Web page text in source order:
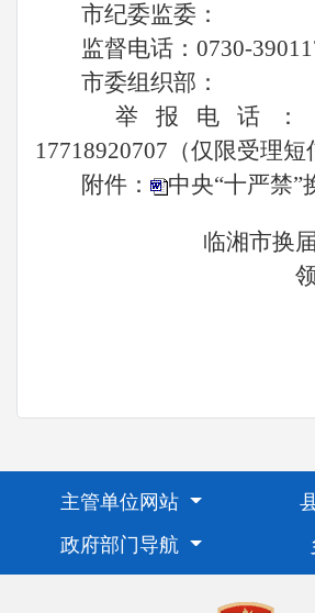
市纪委监委：
监督电话： 0730-
市委组织部：
举报电话：
17718920707 （仅限受理短
附件：
中央“十严禁”
临湘市换
主管单位网站
政府部门导航